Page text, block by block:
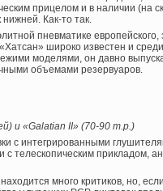
прицелом и в наличии (на
Как-то так.
пневматике европейского,
широко известен и
моделями, он давно
объемами резервуаров.
и «Galatian II» (70-90 т.р.)
с интегрированными
с телескопическим прикладом,
много критиков, но,